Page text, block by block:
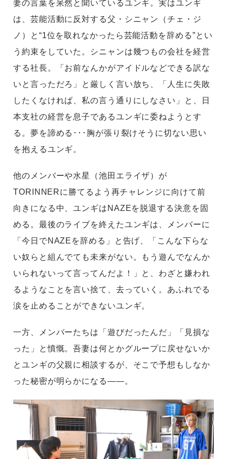
妻の言葉を呆然と聞いているユンギ。実はユンギ
は、芸能活動に反対する父・シニャン（チェ・ジ
ノ）と“1位を取れなかったら芸能活動を辞める”とい
う約束をしていた。シニャンは幾つもの会社を経営
する社長。「お前なんかがアイドルなどできる訳な
いと言っただろ」と厳しく言い放ち、「人生に失敗
したくなければ、私の言う通りにしなさい」と、日
本支社の経営を息子であるユンギに委ねようとす
る。夢を諦める･･･胸が張り裂けそうに切ない思い
を抱えるユンギ。
他のメンバーや水星（池田エライザ）が
TORINNERに勝てるよう再チャレンジに向けて前
向きになる中、ユンギはNAZEを脱退する決意を固
める。最後のライブを終えたユンギは、メンバーに
「今日でNAZEを辞める」と告げ、「こんな下らな
い奴らと組んでても未来がない。もう遊んでなんか
いられないって言ってんだよ！」と、わざと嫌われ
るようなことを言い捨て、去っていく。あふれでる
涙を止めることができないユンギ。
一方、メンバーたちは「遊びだったんだ」「見損な
った」と憤慨。吾妻は何とかグループに戻せないか
とユンギの父親に相談するが、そこで予想もしなか
った秘密が明らかになる――。